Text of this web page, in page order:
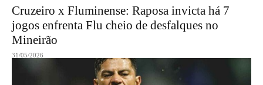
Cruzeiro x Fluminense: Raposa invicta há 7
jogos enfrenta Flu cheio de desfalques no
Mineirão
31/05/2026